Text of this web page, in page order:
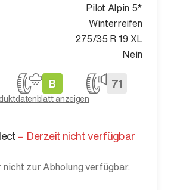
Pilot Alpin 5*
Winterreifen
275/35 R 19 XL
Nein
B 71
anzeigen
– Derzeit nicht verfügbar
zur Abholung verfügbar.